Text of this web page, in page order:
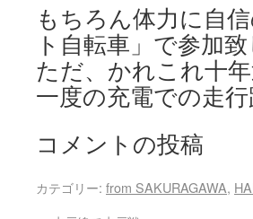
もちろん体力に自
ト自転車」で参加
ただ、かれこれ十
一度の充電での走
コメントの投稿
カテゴリー: from SAKURAGAWA,